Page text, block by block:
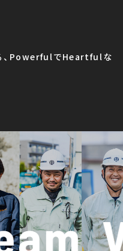
、PowerfulでHeartfulな